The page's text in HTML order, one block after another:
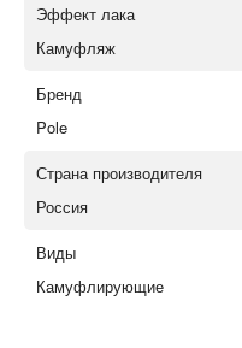
Эффект лака
Камуфляж
Бренд
Pole
Страна производителя
Россия
Виды
Камуфлирующие